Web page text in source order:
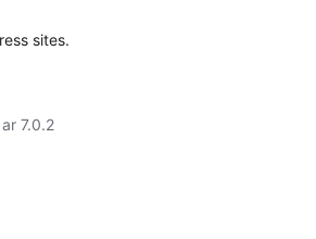
sites.
7.0.2